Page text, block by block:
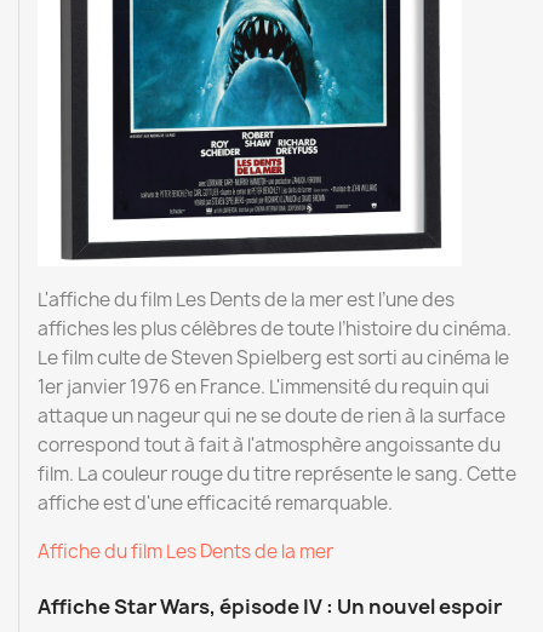
L'affiche du film Les Dents de la mer est l’une des
affiches les plus célèbres de toute l’histoire du cinéma.
Le film culte de Steven Spielberg est sorti au cinéma le
1er janvier 1976 en France. L'immensité du requin qui
attaque un nageur qui ne se doute de rien à la surface
correspond tout à fait à l'atmosphère angoissante du
film. La couleur rouge du titre représente le sang. Cette
affiche est d'une efficacité remarquable.
Affiche du film Les Dents de la mer
Affiche Star Wars, épisode IV : Un nouvel espoir